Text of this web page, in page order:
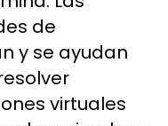
de
y se ayudan
virtuales